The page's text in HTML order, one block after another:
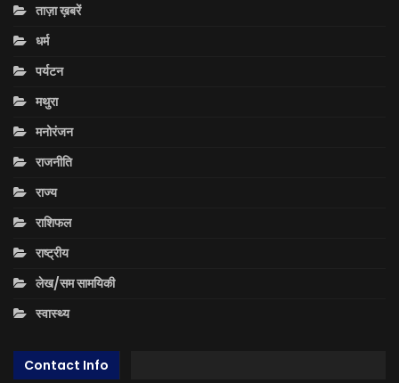
ताज़ा ख़बरें
धर्म
पर्यटन
मथुरा
मनोरंजन
राजनीति
राज्य
राशिफल
राष्ट्रीय
लेख/सम सामयिकी
स्वास्थ्य
Contact Info